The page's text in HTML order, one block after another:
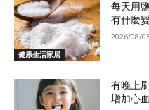
健康生活家居
每天用
有什麼
2026/08/
有晚上
增加心血